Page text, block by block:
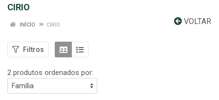
CIRIO
VOLTAR
INÍCIO CIRIO
Filtros
2 produtos ordenados por: